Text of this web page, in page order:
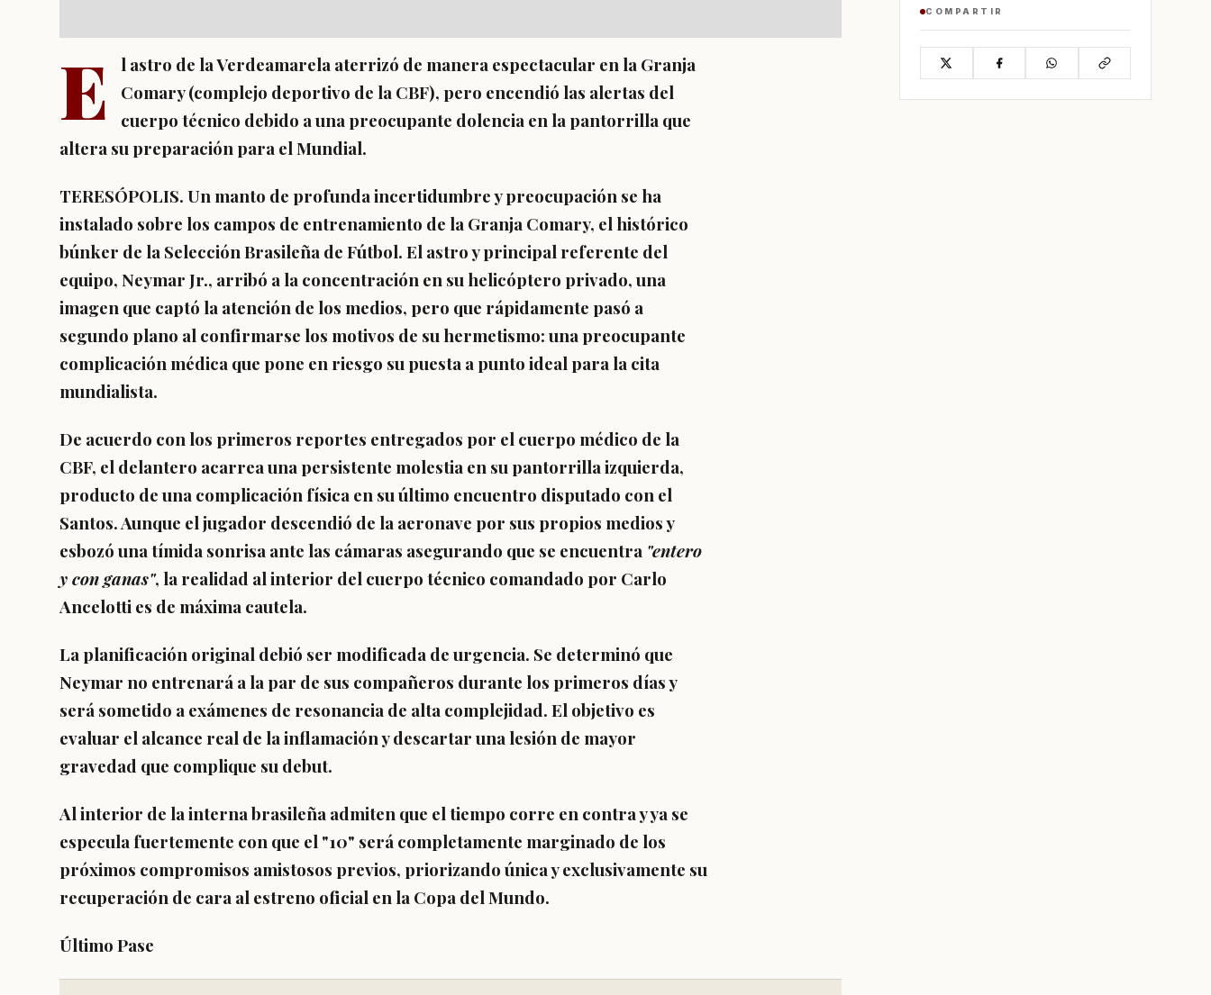
E
l astro de la Verdeamarela aterrizó de manera espectacular en la Granja
Comary (complejo deportivo de la CBF), pero encendió las alertas del
cuerpo técnico debido a una preocupante dolencia en la pantorrilla que
altera su preparación para el Mundial.
TERESÓPOLIS. Un manto de profunda incertidumbre y preocupación se ha
instalado sobre los campos de entrenamiento de la Granja Comary, el histórico
búnker de la Selección Brasileña de Fútbol. El astro y principal referente del
equipo, Neymar Jr., arribó a la concentración en su helicóptero privado, una
imagen que captó la atención de los medios, pero que rápidamente pasó a
segundo plano al confirmarse los motivos de su hermetismo: una preocupante
complicación médica que pone en riesgo su puesta a punto ideal para la cita
mundialista.
De acuerdo con los primeros reportes entregados por el cuerpo médico de la
CBF, el delantero acarrea una persistente molestia en su pantorrilla izquierda,
producto de una complicación física en su último encuentro disputado con el
Santos. Aunque el jugador descendió de la aeronave por sus propios medios y
esbozó una tímida sonrisa ante las cámaras asegurando que se encuentra "entero
y con ganas", la realidad al interior del cuerpo técnico comandado por Carlo
Ancelotti es de máxima cautela.
La planificación original debió ser modificada de urgencia. Se determinó que
Neymar no entrenará a la par de sus compañeros durante los primeros días y
será sometido a exámenes de resonancia de alta complejidad. El objetivo es
evaluar el alcance real de la inflamación y descartar una lesión de mayor
gravedad que complique su debut.
Al interior de la interna brasileña admiten que el tiempo corre en contra y ya se
especula fuertemente con que el "10" será completamente marginado de los
próximos compromisos amistosos previos, priorizando única y exclusivamente su
recuperación de cara al estreno oficial en la Copa del Mundo.
Último Pase
COMPARTIR